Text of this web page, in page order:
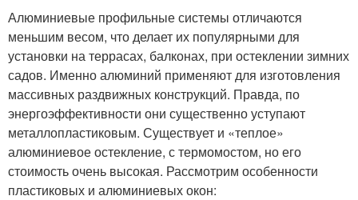
Окна для беседки Окна на веранду
Окна для веранды
Створки с раздвижным
Алюминиевые профильные системы отличаются
меньшим весом, что делает их популярными для
установки на террасах, балконах, при остеклении зимних
садов. Именно алюминий применяют для изготовления
массивных раздвижных конструкций. Правда, по
энергоэффективности они существенно уступают
металлопластиковым. Существует и «теплое»
алюминиевое остекление, с термомостом, но его
стоимость очень высокая. Рассмотрим особенности
пластиковых и алюминиевых окон: